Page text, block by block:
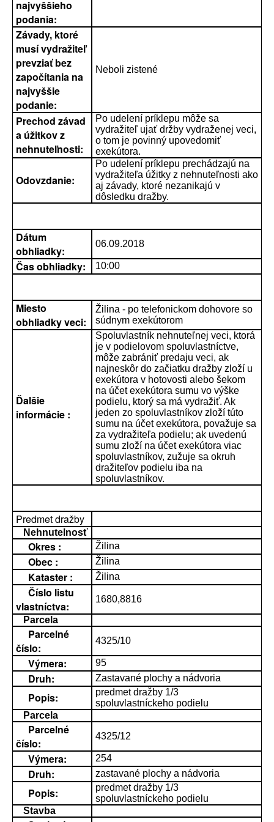
najvyššieho
podania:
Závady, ktoré
musí vydražiteľ
prevziať bez
započítania na
najvyššie
podanie:
Neboli zistené
Prechod závad
a úžitkov z
nehnuteľnosti:
Po udelení príklepu môže sa
vydražiteľ ujať držby vydraženej veci,
o tom je povinný upovedomiť
exekútora.
Odovzdanie:
Po udelení príklepu prechádzajú na
vydražiteľa úžitky z nehnuteľnosti ako
aj závady, ktoré nezanikajú v
dôsledku dražby.
Dátum
obhliadky:
06.09.2018
Čas obhliadky: 10:00
Miesto
obhliadky veci:
Žilina - po telefonickom dohovore so
súdnym exekútorom
Ďalšie
informácie :
Spoluvlastník nehnuteľnej veci, ktorá
je v podielovom spoluvlastníctve,
môže zabrániť predaju veci, ak
najneskôr do začiatku dražby zloží u
exekútora v hotovosti alebo šekom
na účet exekútora sumu vo výške
podielu, ktorý sa má vydražiť. Ak
jeden zo spoluvlastníkov zloží túto
sumu na účet exekútora, považuje sa
za vydražiteľa podielu; ak uvedenú
sumu zloží na účet exekútora viac
spoluvlastníkov, zužuje sa okruh
dražiteľov podielu iba na
spoluvlastníkov.
Predmet dražby
Nehnutelnosť
Okres : Žilina
Obec : Žilina
Kataster : Žilina
Číslo listu
vlastníctva:
1680,8816
Parcela
Parcelné
číslo:
4325/10
Výmera: 95
Druh: Zastavané plochy a nádvoria
Popis:
predmet dražby 1/3
spoluvlastníckeho podielu
Parcela
Parcelné
číslo:
4325/12
Výmera: 254
Druh: zastavané plochy a nádvoria
Popis:
predmet dražby 1/3
spoluvlastníckeho podielu
Stavba